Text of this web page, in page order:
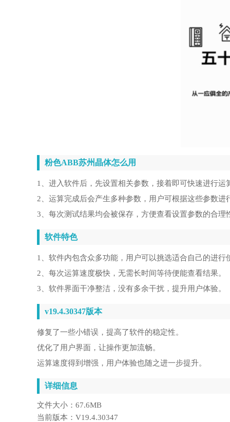
粉色ABB苏州晶体怎么用
1、进入软件后，先设置相关参数，接着即可快速进行运
2、运算完成后会产生多种参数，用户可根据这些参数进
3、每次测试结果均会被保存，方便查看设置参数的合理
软件特色
1、软件内包含众多功能，用户可以挑选适合自己的进行
2、每次运算速度极快，无需长时间等待便能查看结果。
3、软件界面干净整洁，没有多余干扰，提升用户体验。
v19.4.30347版本
修复了一些小错误，提高了软件的稳定性。
优化了用户界面，让操作更加流畅。
运算速度得到增强，用户体验也随之进一步提升。
详细信息
文件大小： 67.6MB
当前版本： V19.4.30347